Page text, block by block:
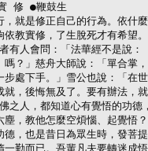
釋
      �

(一）誡 聽

「汝應諦聽！」諦者，詳審也。論主首先告誡外人要審慎、仔細聽之，不可貢高，也不可
卑下，倘犯此二病，即不能諦聽，即聽也不能如實！
或有人稍涉經論，即自以為通曉佛法，此即犯貢高之病！又或有人，高推聖境，以為如此
大法，非我輩所能承擔，此即犯卑下之病！「貢高」是慢，名為「我慢」；「卑下」亦是
慢，名為「卑慢」！如此研經聞法，即不能真實正確，是以為佛弟子，務必去除以上二病
，虛心領受，方能獲得佛法實益也，故論主特誡之云：「諦聽」！
    �
(二）出 過

其次，唯識論主更指出外人固執「唯有我自己一人之心識」之過失。
論主云：「若唯一識，寧有十方凡聖、尊卑、因果差別，誰為誰說？何法何求？」意即：
假若唯有我自己一人之心識，更無其他一切諸法，則十方世界中，怎麼會有六凡法界（凡
）與四聖法界（聖）之不同？而在四聖法界中，怎麼會有佛法界（尊）與三乘法界（卑）之
差別？以及在修學佛法之階位中，怎麼會有「因地」（等覺以下）與「果地」（妙覺佛果
）之施設？又假若沒有十方諸佛，則誰能為我說法？又假若沒有九界眾生，則佛為誰說法
？又假若沒有八萬四千法門，則眾生修何法？又假若沒有涅槃、菩提二種勝果，則眾生何
所求？

總之：若如汝外人所言：唯有我一人之心識，更無其他一切諸法，此即成為畢竟斷滅！否
定凡聖、尊卑、善惡因果，此豈非最大之邪見，諸佛說為不可治者耶？
      �
(三）正 釋
      �
(1）標　立

成唯識論卷七云：「故唯識言，有深意趣。」謂「唯識」二字，含有甚深之意向旨趣。其
意向旨趣為何？

（2）釋　成

先釋「識」字：「識言，總顯一切有情，各有八識、六位心所、所變相見、分位差別及彼
空理所顯真如。」即「識」字，非謂專指我一人之心識，乃是通指一切有情之心識也。
又蕅祖唯識心要卷七解云：「只此識字，收盡五位百法。八識是識自相，故名為識；心所
是識相應，故亦名為識；相、見是二所變，故亦名為識（「相見」即指色法，以色法是見
分所緣之相分故）；不相應行是三分位，故亦名識；無為是四實性，故亦名識。」

總之：不論色心、事理、有為無為、世出世間一切諸法，皆不離識故，總立「識」名。

如下表所示：

即「識」之一字，總顯心內之法（聖凡、尊卑、善惡因果乃至五位百法）非無也。
上來略釋「識」字之意趣已竟。

續釋「唯」字：「唯言，但遮愚夫所執，定離諸識，實有色等。」意即：「唯遮境有」，
「唯」之一字，只是為了遮遣愚法二乘，及一切凡夫之所妄執，彼等妄執離於心識之外，
決定實有色等一切諸法也，但「唯」字並不遮遣不離心識之五位百法，乃至萬法也。


（丁）結 論

佛法中所謂「了他心」者，並非自識親能了別他心，自識親所了別之他心，只是自識所變
之相分耳，以是心內法故，不離自識故，決定不違「唯」字之意趣也。

上來略釋「異境非唯」難已竟。
又，外人與唯識論主，問答廣辯「唯識九難」，今亦已全部略釋竟。


◎總結勸信

成唯識論卷七云：「若如是知唯識教意，便能無倒，善備資糧，速入法空，證無上覺，救
拔含識，生死輪迴！非全撥無，惡取空者，違背教理，能成是事。故定應信：一切唯識。
」意即：修習唯識觀之行者，若能如實了知上述所言之唯識教意，便能遠離我法二執之迷
惑顛倒（無倒之智如目），善巧積集萬行資糧（萬行資糧如足）目足並運，則頓契法空大
清涼池，速證無上正等正覺（自利），又能不違寂光，復還生死，救助拔薦一切有情，出
離生死輪迴（利他），此等自他二利之勝益，唯有深信唯識教意，遠離「增減二過」，契
會中道者，方能獲得（「增過」者，迷執諸法實有也；「減過」者，妄執心境皆空也）。
若撥無真俗二諦，惡取空者，違背唯識教理，而能成就此自他二利之大事者，無有是處也
！因此之故，凡是欲求無上菩提，盡未來際救度眾生者，決定應信「一切唯識變」之教理
也！
    上來亦即是廣釋前頌文「彼依識所變」一句也。

速生淨土法
若欲念阿彌陀佛速生淨土者，要須三業成就。
    第一、心唯有信。
    第二、口唯有念。
    第三、身唯有敬。
不問有人、無人、尊、卑、老、少，晝夜常不懈慢，名為敬成就。不議他人長短，說食數
寶，唯口念佛聲聲不絕，名為念成就。

新生活運動 三  省

持戒之人，無事不得。破戒之人，一切皆失。 （摘自雜譬喻經）


佛弟子都知道，「持戒」是學佛的基礎，若不持戒，則所修定慧必成魔業。然初機學佛者
聽聞此言，往往將「持戒」視為畏途，過分的妄自菲薄，變成了進入佛門的絆腳石。

其實，以戒律中最基本的「五戒」來說，只要平素人格端正，具有道德良知的人，要加以
持守並不艱難。因為「五戒」與儒家所謂「五常」（仁義禮智信）相通，只要明理，都能
得戒。雜譬喻經上說，清靜持守戒律之人，必能萬事皆吉，此乃德行所感、善神擁護的緣
故。反之，若身為人，可是卻連做人的基本原則都失守，即使眼前擁有名位、富貴，亦必
身敗名裂、為人所唾。

時下社會，炒作羶、色、腥之事已蔚為風潮。談仁義道德，人人興趣缺缺；墮惡道之舉，
大家反而津津樂道。火宅烈焰已然愈燒愈旺，佛弟子真應以「學老實」相標榜，把「持戒
」當作重整風氣的新生活運動，如此一來，才能針砭時弊、自利利人。

辛亥年靈山寺佛七講話(之一) 雪廬老人

今天先與說三知，仔細聽清仔細思。極樂往生蓮九品，輪迴道上少人皮。 雪廬老人

    諸位老師、諸位同修，學人過去事情太多，能在佛七第一天跟諸位見面不易。今年靈
山寺佛七，學人有機會第一天來參加，算很好了。無論任何事，必須有始有終，事情要是
開頭就不上軌道，以後就很難見好，所以開頭一切要謹謹慎慎，規規矩矩，這樣下去，那
就不錯。這樣一直維持到最後一天，還是與第一天一樣提起精神來，這就叫全始全終。希
望這一個七中都圓滿整齊，而第一天特別重要。
    臺灣光復之後，靈山寺開始打佛七，臺灣打淨土佛七也是以靈山寺開始，至今將近二
十年了，年年都像第一次的樣子。開始打佛七那一年，學人便與諸位同修講話，也已將近
二十年。講了二十年，就是為著念佛求一心！我學人不敢講開示，承受不起，我來給諸位
談談話，把我學佛、念佛，參加道場，參加佛七的經驗，以及過去大德們講修念佛法門怎
樣可得一心的話，來給各位傳述，如此而已。本人並沒什麼學問，說不出話來。靈山寺開
始打佛七時的五、六年，一次佛七中，學人差不多講五、六次，算起來將近一百次了，講
的也已差不多，再說還是那些話。但是道場人數都不一樣，一年一個變動，道場的現象也
一年一個樣，既然有種種的變化，講說也須隨著變化，有什麼樣的境界，就說什麼話。今
天是佛七頭一天，先說重要的話，有三條事情必須先知道，知道以後按著往下做。


●僧眾為何辛苦
    第一、先應知打一次佛七很不容易，廟裏師父有他固定的功課，但是到打佛七這七天
須早起晚睡，上上下下，做飯、整理座位、清潔院子，忙忙碌碌，身體忙是少不了的，如
何忙法，咱未看見，若他們不忙，我們能坐著念佛，到時候就過堂嗎？不但這樣，外邊忙
，心裏也忙，外忙人知，心裏忙什麼？吾人不曉得。無論幹何事，得計劃安排，這幾天來
多少人，吃飯有多少人，花多少錢，怎麼個安排，操心費力的計劃很傷腦筋，很不簡單。
就算七天完了，咱是七天完了，廟裏不只七天，至少得忙十天，佛七前一、兩天開始忙，
七天以後還得整理歸位，這十天中身體不好的，就得生病。
    我講這個幹什麼？要是沒用處，我就不講。廟裡師父是為誰辛苦？為的是大家來這裏
求一心不亂。大家若求不到一心不亂，他們這樣忙是幹什麼的？師父們受了辛苦，若安排
好了，他就有功德，安排不好，就有過失，吃了辛苦還有過。佛七要到第七天才算圓滿，
假若我們沒有一人得一心，沒有一人成功，圓滿什麼啊！假如這佛七道場中，有一位成就
，功德就算圓滿。廟裏師父受十天的辛苦煩惱，全變成菩提了。所以功德能否圓滿，就在
我們身上，假如這七天以內，我們沒有一個成就的，那耽誤七天的光陰、人力、財力、時
光都虛耗了，白幹了十天，勞民傷財而已。而且打佛七的道場就有伽藍聖眾在此護法，護
法的聖眾見七天完了以後，沒有一個成就的，伽藍聖眾也不喜歡，反而有過！諸位想想這
結果。


●講開示的責任
    第二、應知這一個佛七中，要請一位來講開示，我是靈山寺的老朋友了，就把我叫來
與各位談幾句話，佛七中講開示的人，是一個找麻煩、找煩惱，得罪人的一個人。一般皆
請出家大德有年紀的，他能不客氣的講話，觀察佛七大眾有什麼病，說什麼藥，使大家得
一心，不是普通人敢擔待的。
    本人在臺中住了二十多年，和一些念佛的同修也都是老朋友，大家擔待我，我才敢接
續的來說一說。諸位來念佛，請一個人來講開示，好比一塊生鐵，生鐵做什麼東西也沒用
，必須找鐵匠來把這塊鐵調理，得把鐵放到爐火裏燒，把鐵完全燒紅了以後，夾出來錘打
，打掉廢料不堅固的東西，打過一回再燒，燒了再打，打到一點廢料也打不出來，就是純
鐵純鋼，才能做器具用。佛七中講開示的人，得負這個責任。生鐵不打，不成純鐵純鋼；
打佛七必須有人訶斥，錯一點就得說，禁止、訶斥他，差一點就得叫他改一改。起初靈山
寺打佛七，把門關起來，屋裏沒有一個人說話，沒有一人咳嗽，地上掉一根針都聽得見，
進來了就不許出去，晚到的就不許進來。有一位行幡的護七，誰打瞌睡就把誰弄醒，規矩
很嚴；那一位坐著說話，就要站起來，請他出去，為什麼？他不求一心就算了，還有別人
要求，七天之財力、物力與人力、時光，豈可為他一人破壞？誰負此責任呢？講開示的人
負責任。
    我說的話客氣點，大家還原諒我，講得不客氣了，大家定說你上這兒來罵人了，佛七
中豈許罵人？佛七道場中，誰敢罵人！這是規矩，你不這樣，大家不能精進，得不到一心
。這就苦了講開示的人。大家或許會想，你何苦找這個煩惱啊！找這個煩惱為的是誰？還
是為的大家，才上這裏來造罪業，來挨罵。
    學人也是快死的人了，辦真實事，我就辦，不是真實事，我就不辦，我沒閒工夫去幹
虛假的事情。別處有打佛七，也有邀我去，我除了到靈山寺來，別處那裏都不去，為什麼
呢？自己工夫好壞是另一回事，但靈山寺開闢以來就是淨土道場，這可不假，所以我到這
裏來講。若不是淨土道場，忽然要打彌陀佛七，到那兒該講什麼話？不懂得淨土是什麼事
情，光會念念六個字，就能算淨土道場啊！滿街上持珠念佛的，難道滿街都是淨土道場？
那有這麼簡單，所以我敢到這裏來說說，別處都不敢去。即便到這裏來，現在又另當別論
了，得觀機，若這個道場中求一心的人多，我的話就說得不客氣一點，加緊他的工夫，他
愈歡喜，工夫更容易進步。假若這道場不懂淨土法門的人多，我就說客氣話，好！好！好
！若說不客氣的話，一逼他愈起煩惱，還談什麼一心！無論話說得好壞，大家千萬別起煩
惱，我是說實話，盡了責任。


●打七人的決心
    第三、諸位要曉得靈山寺多年來是淨土道場，諸位沒來以前，大家早已用功修行念佛
了，今來淨土道場念佛，若自己平素用功，來此考驗一番，能得一心，即是功夫不錯；若
不得一心，可見平時功夫不好，必須加加功夫，在這裏一半用功，一半考試，這是方便。
今年這一次若求到一心，即是考中成功了；若不得一心，再等明年，但誰保證能活到明年
？佛經說人命在呼吸間，出去了這一口氣，下一口氣未必進得來，此次不成功，明年三途
裏頭見面了。這話又難聽了，說真話就難聽，為什麼說這話？
    修行人須先去我執煩惱，煩惱有見惑、思惑，見惑中頭一個即是我，沒有我執的身見
，就算斷了第一個惑，這還不算，必須三界的見惑斷了，死後才不入三途，為四果羅漢的
初果。咱一惑也未斷，怎敢保險不入三途呢？如果諸位不成就，靈山寺辦道場的師父不歡
喜，連講開示的人都有點不痛快。所以講難聽的真話，還是為大家。
    痛快說一句話吧！這七天能成功即生西方極樂世界，不成功就下三途，就這兩條路。
這些話佛經都有。今天起大家用一個方便方法，作一點觀想，我來念佛為求一心，還不必
急著求一心，現在就求著往生西方極樂世界，我這一念，阿彌陀佛就來到跟前接引我了，
佛就在眼前，你捨得這世界嗎？佛在跟前，捨不得走，怨誰？佛沒有工夫等你，你得先捨
得，好！我就走！放下一切，今天來這裏念佛，佛就來接你，我就跟著佛走，什麼也不戀
，你得有這一種決心，有這決心就容易接到阿彌陀佛那兒去了。若不這樣，你的心就有二
個心、三個心，就壞了。要曉得阿彌陀佛在眼前，你肯捨就能走，當下就是西方極樂世界
，只要一遲延不肯走，後邊就是三途。怎麼立下這個決心？大家試驗試驗。


●輪迴道上少人皮
    我不是嚇唬諸位，現在這個世局，大家看報紙就瞭解了！今天講的話怕大家記不住，
講一首偈子作結束：
    今天先與說三知，仔細聽清仔細思。
    極樂往生蓮九品，輪迴道上少人皮。
    第一天說這三知，大家要仔細聽，聽了還不行，回去研究研究，仔細想想對不對。你
要是得一心，眼前阿彌陀佛來接，你就肯走，大家都念過阿彌陀經，知道極樂世界多麼好
。九品蓮臺，上中下品什麼樣功夫都算成就了，去極樂世界享福，多麼好。佛來你不肯走
，往後退轉，不往生還得輪迴，在六道輪迴中，多下三途。若死後去閻羅十殿受地獄苦，
見了閻羅，這張人皮就披不上了，因為受完了地獄苦去投胎，滿是畜生皮，沒一張人皮。
    念佛在求一心，除了阿彌陀佛，什麼心都不能有，大家得放下萬緣，一句彌陀，一直
念下去！

貼骨大瘡
印祖說：
    「學佛之人，先以知因果慎獨上下手。既能慎獨，則邪念自清，何至有所不如法處。
若有，則當力令斷滅，方為真實行履。否則學在一邊，行在一邊。知見愈高，行履愈下。
此今學佛自稱通家者之貼骨大瘡。倘能以不貳過是期，則學得一分，便得一分之實益矣。」 　
(復陳伯達居士書二)

從《大學直指》管窺 蕅益大師演教的風格與特色(上)吳聰敏

一、修學的經歷─悟修並進、戒乘俱急
    蕅益大師生於明神宗萬曆二十七年，乃江蘇省木瀆地方（今吳縣西南）人士。俗姓鍾
，名際明，又名聲，字振之；出家後，法名智旭，號蕅益，晚年住於浙江孝豐境內北天目
山的靈峰寺，所以世人又稱之為靈峰蕅益。
    蕅祖，少而好學，且專志於儒，悟性頗高；年僅十二歲，既聞聖賢的學問，即以千古
道脈自任，而深究於「居敬慎獨」、「致知格物」的理論與實踐；而且還寫了數十篇的論
文，誓滅釋老，欲效法韓歐，闢之為異端。但到十七歲時，偶然閱讀了蓮池大師的《自知
錄序》及《竹窗隨筆》，遂知以往破佛之非，才將所著闢佛論文，全部付之一炬，漸漸心
向佛法。當他二十歲時，為詮釋《論語．顏淵篇》中的〈顏淵問仁章〉，而對「一日克己
復禮，天下歸仁」的話，無法透徹理解；於是苦參力究，廢寢忘餐者三晝夜，因而大悟孔
顏的心學。是年冬天，因聽聞《地藏菩薩本願經》，有感於地藏的精神，開始動了出家的
念頭。
    迨到天啟元年，大師二十三歲，聽聞《大佛頂經》（俗稱楞嚴經），於「世界在空，
空生大覺」句下，生起疑情，由於昏沉、散亂太重，功夫不能成片，因此決定出家，以便
專心體究生死大事。次年，